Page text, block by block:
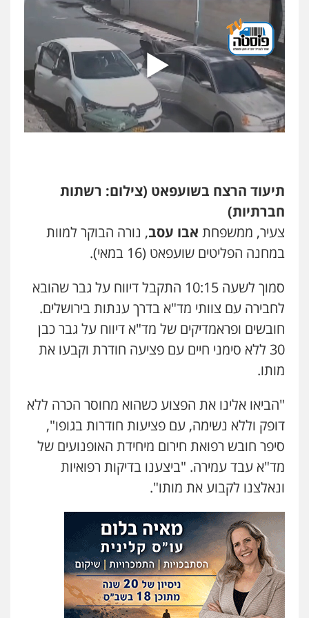
עו"ד דפנה לביא
משפחה גישור
0507206063
עו"ד זוהר ארבל
פלילי פשיעה חמורה מעצרים וחקירות
קטינים
עו"ד אסף דוק
עבירות מין סמים והימורים פשיעה
0526885006
עו"ד שלי גורביץ – לוי
משפט פלילי פשיעה חמורה
וחקירות צבאי תעבורה
0544218336
משרד עורכי דין חן ברוך
עו"ד קארין לגטיוי
פלילי פשיעה חמורה מעצרים וחקירות
0507446995
פלילי אסירים תעבורה מרב"ד
0547556464
עו"ד אילן אלימלך
פלילי פשיעה חמורה תעבורה אסירים
תיעוד הרצח בשועפאט (צילום: רשתות
חברתיות)
צעיר, ממשפחת אבו עסב, נורה הבוקר למוות
במחנה הפליטים שועפאט (16 במאי).
סמוך לשעה 10:15 התקבל דיווח על גבר שהובא
לחבירה עם צוותי מד"א בדרך ענתות בירושלים.
חובשים ופראמדיקים של מד"א דיווח על גבר כבן
30 ללא סימני חיים עם פציעה חודרת וקבעו את
מותו.
"הביאו אלינו את הפצוע כשהוא מחוסר הכרה ללא
דופק וללא נשימה, עם פציעות חודרות בגופו",
סיפר חובש רפואת חירום מיחידת האופנועים של
מד"א עבד עמירה. "ביצענו בדיקות רפואיות
ונאלצנו לקבוע את מותו".